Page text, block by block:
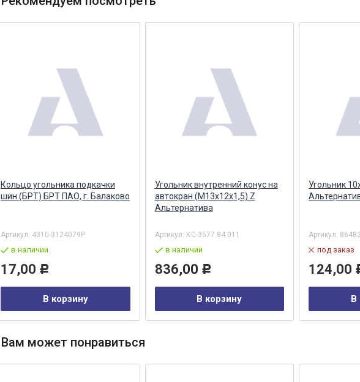
Кольцо угольника подкачки
шин (БРТ) БРТ ПАО, г. Балаково
Артикул: 4310-3124079Р
в наличии
17,00 Р
В корзину
Угольник внутренний конус на
автокран (М13х12х1,5) Z
Альтернатива
Артикул: КС-3577.84.011
в наличии
836,00 Р
В корзину
Угольник
Артикул:
под заказ
124,00
В
Вам может понравиться